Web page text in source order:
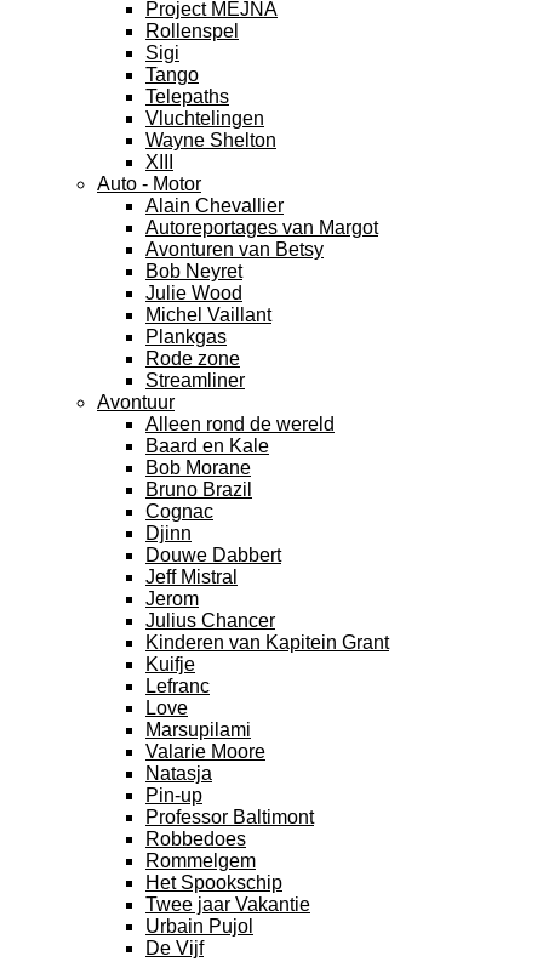
Project MEJNA
Rollenspel
Sigi
Tango
Telepaths
Vluchtelingen
Wayne Shelton
XIII
Auto - Motor
Alain Chevallier
Autoreportages van Margot
Avonturen van Betsy
Bob Neyret
Julie Wood
Michel Vaillant
Plankgas
Rode zone
Streamliner
Avontuur
Alleen rond de wereld
Baard en Kale
Bob Morane
Bruno Brazil
Cognac
Djinn
Douwe Dabbert
Jeff Mistral
Jerom
Julius Chancer
Kinderen van Kapitein Grant
Kuifje
Lefranc
Love
Marsupilami
Valarie Moore
Natasja
Pin-up
Professor Baltimont
Robbedoes
Rommelgem
Het Spookschip
Twee jaar Vakantie
Urbain Pujol
De Vijf